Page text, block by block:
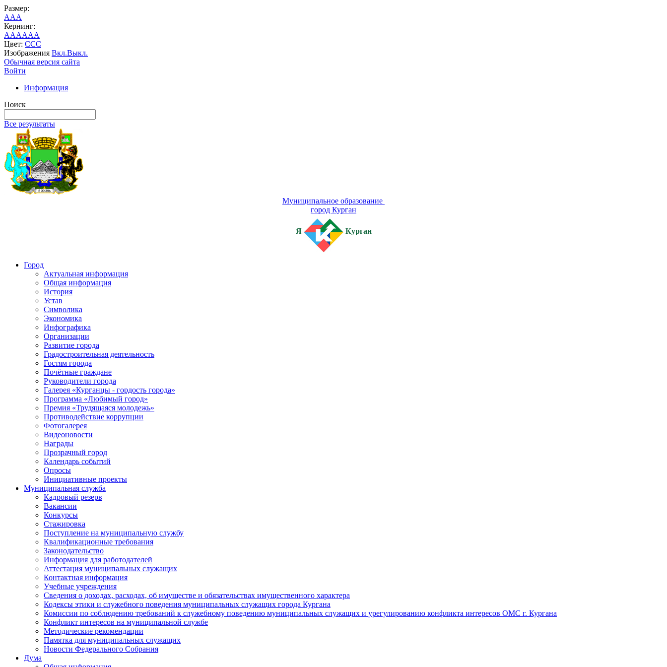
Размер:
AAA
Кернинг:
AAAAAA
Цвет: CCC
Изображения Вкл.Выкл.
Обычная версия сайта
Войти
Информация
Поиск
Все результаты
Муниципальное образование
город Курган
Я Курган
Город
Актуальная информация
Общая информация
История
Устав
Символика
Экономика
Инфографика
Организации
Развитие города
Градостроительная деятельность
Гостям города
Почётные граждане
Руководители города
Галерея «Курганцы - гордость города»
Программа «Любимый город»
Премия «Трудящаяся молодежь»
Противодействие коррупции
Фотогалерея
Видеоновости
Награды
Прозрачный город
Календарь событий
Опросы
Инициативные проекты
Муниципальная служба
Кадровый резерв
Вакансии
Конкурсы
Стажировка
Поступление на муниципальную службу
Квалификационные требования
Законодательство
Информация для работодателей
Аттестация муниципальных служащих
Контактная информация
Учебные учреждения
Сведения о доходах, расходах, об имуществе и обязательствах имущественного характера
Кодексы этики и служебного поведения муниципальных служащих города Кургана
Комиссии по соблюдению требований к служебному поведению муниципальных служащих и урегулированию конфликта интересов ОМС г. Кургана
Конфликт интересов на муниципальной службе
Методические рекомендации
Памятка для муниципальных служащих
Новости Федерального Cобрания
Дума